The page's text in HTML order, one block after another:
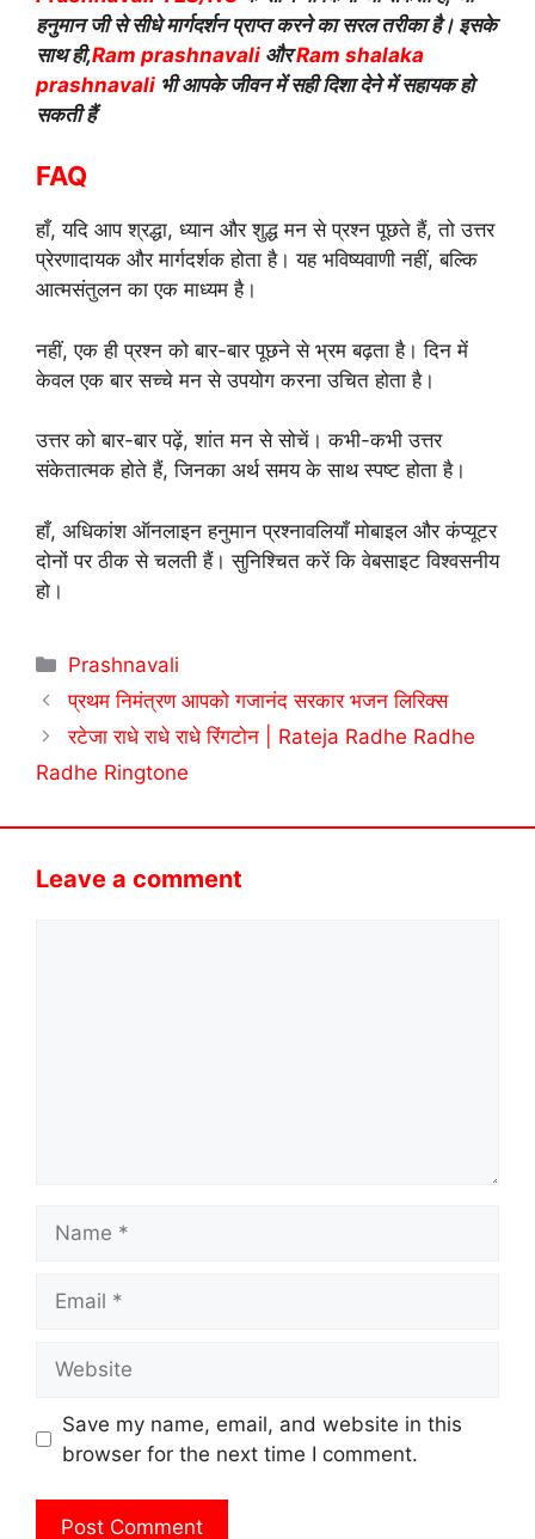
हनुमान जी से सीधे मार्गदर्शन प्राप्त करने का सरल तरीका है। इसके
साथ ही,Ram prashnavali औरRam shalaka
prashnavali भी आपके जीवन में सही दिशा देने में सहायक हो
सकती हैं
FAQ
हाँ, यदि आप श्रद्धा, ध्यान और शुद्ध मन से प्रश्न पूछते हैं, तो उत्तर
प्रेरणादायक और मार्गदर्शक होता है। यह भविष्यवाणी नहीं, बल्कि
आत्मसंतुलन का एक माध्यम है।
नहीं, एक ही प्रश्न को बार-बार पूछने से भ्रम बढ़ता है। दिन में
केवल एक बार सच्चे मन से उपयोग करना उचित होता है।
उत्तर को बार-बार पढ़ें, शांत मन से सोचें। कभी-कभी उत्तर
संकेतात्मक होते हैं, जिनका अर्थ समय के साथ स्पष्ट होता है।
हाँ, अधिकांश ऑनलाइन हनुमान प्रश्नावलियाँ मोबाइल और कंप्यूटर
दोनों पर ठीक से चलती हैं। सुनिश्चित करें कि वेबसाइट विश्वसनीय
हो।
Categories
Prashnavali
प्रथम निमंत्रण आपको गजानंद सरकार भजन लिरिक्स
रटेजा राधे राधे राधे रिंगटोन | Rateja Radhe Radhe
Radhe Ringtone
Leave a comment
Save my name, email, and website in this
browser for the next time I comment.